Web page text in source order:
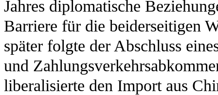
Jahres diplomatische
Barriere für die beiderseitigen
später folgte der Abschluss
und
liberalisierte den Import aus